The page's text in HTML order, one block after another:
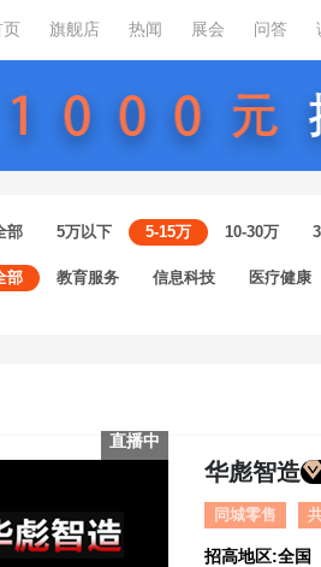
页 旗舰店 热闻 展会 问答
部 5万以下 5-15万 10-30万
部 教育服务 信息科技 医疗健康
直播中
华彪智造
同城零售
招高地区:全国